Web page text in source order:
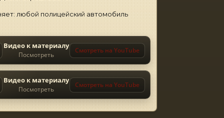
любой полицейский автомобиль
Видео к материалу
Посмотреть
Смотреть на YouTube
Видео к материалу
Посмотреть
Смотреть на YouTube